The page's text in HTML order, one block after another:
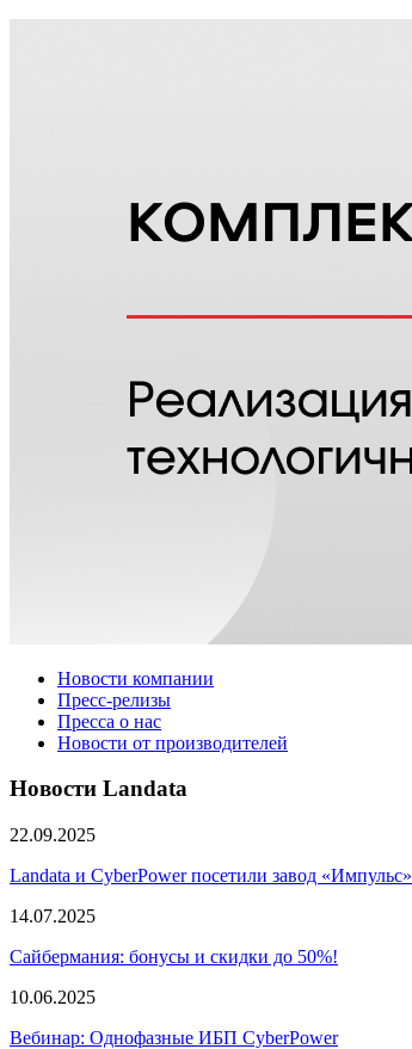
Новости компании
Пресс-релизы
Пресса о нас
Новости от производителей
Новости Landata
22.09.2025
Landata и CyberPower посетили завод «Импульс»
14.07.2025
Сайбермания: бонусы и скидки до 50%!
10.06.2025
Вебинар: Однофазные ИБП CyberPower